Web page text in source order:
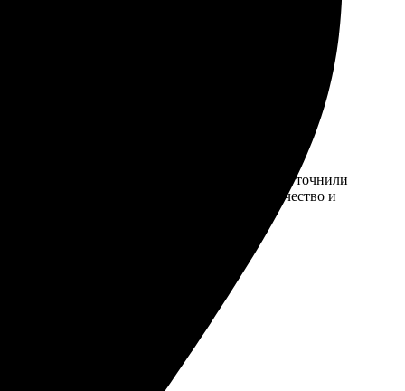
выбрать формат. Ребята сделали всё в срок.
оформления заказа. Оперативно связались и уточнили
Однозначно рекомендую тем, кто ценит качество и